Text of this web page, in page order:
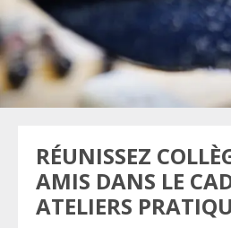
RÉUNISSEZ
AMIS DANS LE
ATELIERS